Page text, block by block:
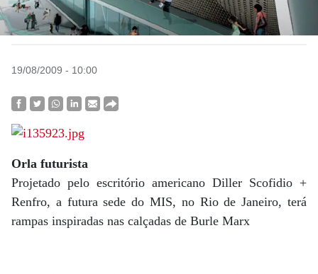
19/08/2009 - 10:00
Orla futurista
Projetado pelo escritório americano Diller Scofidio +
Renfro, a futura sede do MIS, no Rio de Janeiro, terá
rampas inspiradas nas calçadas de Burle Marx